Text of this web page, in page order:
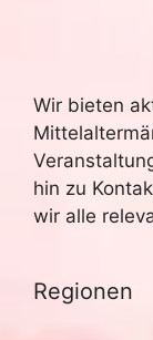
Wir bieten
hin zu
wir alle
Regionen